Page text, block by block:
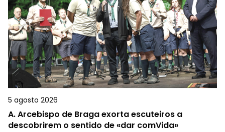
5 agosto 2026
A.Arcebispo de Braga exorta escuteiros a
descobrirem o sentido de «dar comVida»